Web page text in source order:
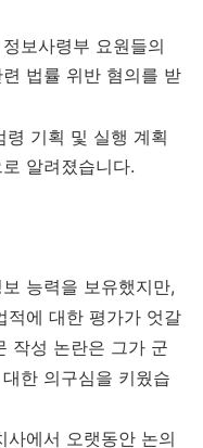
보사령부 요원들의
법률 위반 혐의를 받
령 기획 및 실행 계획
알려졌습니다.
능력을 보유했지만,
적에 대한 평가가 엇갈
작성 논란은 그가 군
한 의구심을 키웠습
사에서 오랫동안 논의